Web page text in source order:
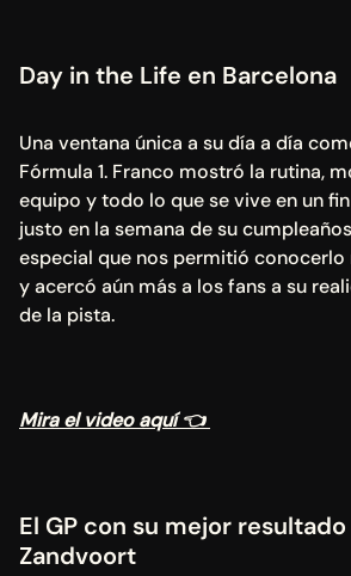
Day in the Life en Barcelona
Una ventana única a su día a día
Fórmula 1. Franco mostró la rutina,
equipo y todo lo que se vive en un
justo en la semana de su
especial que nos permitió conocerlo
y acercó aún más a los fans a su
de la pista.
Mira el video aquí 👈
El GP con su mejor
Zandvoort